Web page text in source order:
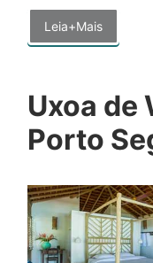
Leia+Mais
Uxoa de
Porto